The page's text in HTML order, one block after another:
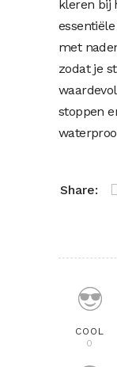
kleren bij
met
zodat je
stoppen
Share:
COOL
0